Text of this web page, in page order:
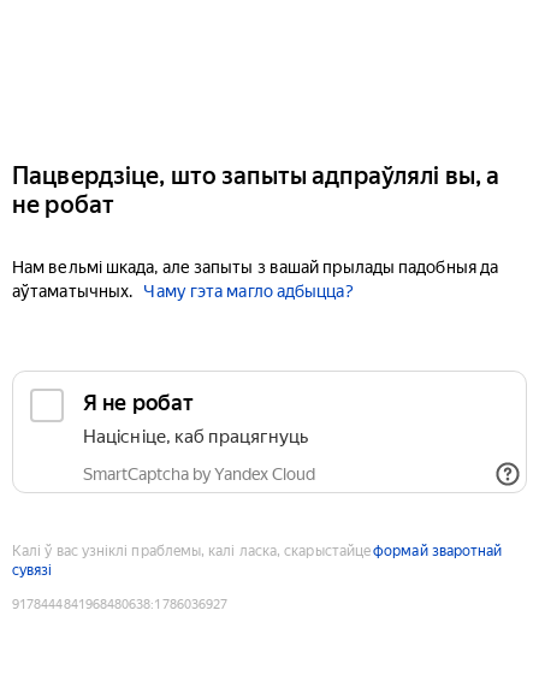
Пацвердзіце, што запыты адпраўлялі вы, а
не робат
Нам вельмі шкада, але запыты з вашай прылады падобныя да
аўтаматычных.
Чаму гэта магло адбыцца?
Я не робат
Націсніце, каб працягнуць
SmartCaptcha by Yandex Cloud
Калі ў вас узніклі праблемы, калі ласка, скарыстайцеформай зваротнай
сувязі
9178444841968480638:1786036927